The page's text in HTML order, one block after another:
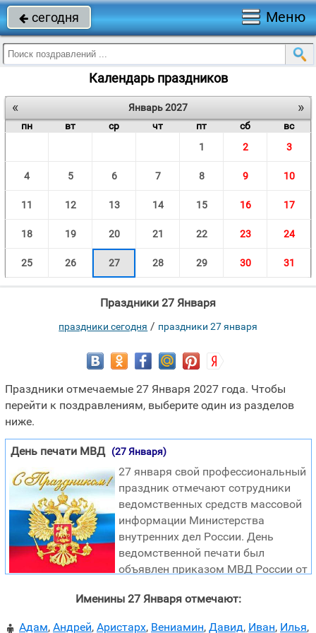
 сегодня Меню
Календарь праздников
« »
Январь 2027
пн
вт ср чт пт сб
вс
1
2 3
4 5 6 7 8 9 10
11 12 13 14 15 16 17
18 19 20 21 22 23 24
25 26 27 28 29 30 31
Праздники 27 Января
праздники сегодня / праздники 27 января
Праздники отмечаемые 27 Января 2027 года. Чтобы
перейти к поздравлениям, выберите один из разделов
ниже.
День печати МВД (27 Января)
27 января свой профессиональный
праздник отмечают сотрудники
ведомственных средств массовой
информации Министерства
внутренних дел России. День
ведомственной печати был
объявлен приказом МВД России от
ознаменование выхода первого номера официального
Именины 27 Января отмечают:
 Адам, Андрей, Аристарх, Вениамин, Давид, Иван, Илья,